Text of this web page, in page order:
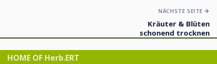
NÄCHSTE SEITE
Kräuter & Blüten
schonend trocknen
HOME OF Herb.ERT